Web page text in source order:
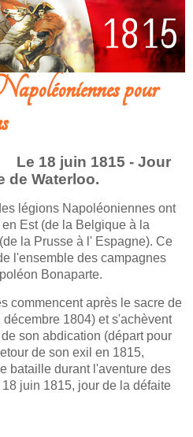
pour
Le 18 juin 1815 - Jour
de Waterloo.
légions Napoléoniennes ont
Est (de la Belgique à la
la Prusse à l' Espagne). Ce
l'ensemble des campagnes
Bonaparte.
commencent après le sacre de
1804) et s'achèvent
son abdication (départ pour
de son exil en 1815,
bataille durant l'aventure des
juin 1815, jour de la défaite